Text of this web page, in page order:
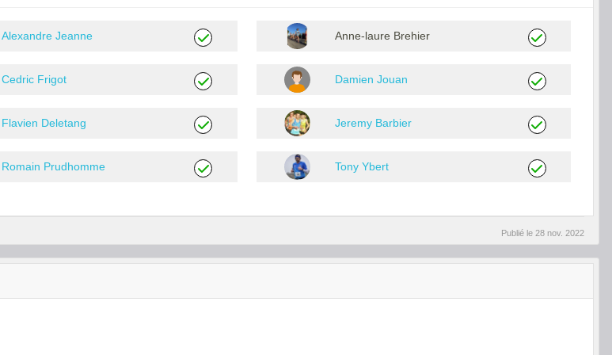
Alexandre Jeanne Anne-laure Brehier
Cedric Frigot Damien Jouan
Flavien Deletang Jeremy Barbier
Romain Prudhomme Tony Ybert
Publié le 28 nov. 2022